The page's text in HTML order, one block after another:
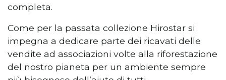
completa.
Come per la passata collezione Hirostar si
impegna a dedicare parte dei ricavati delle
vendite ad associazioni volte alla riforestazione
del nostro pianeta per un ambiente sempre